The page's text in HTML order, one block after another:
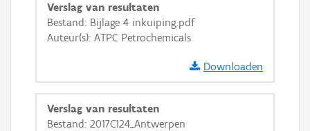
Verslag van resultaten
Bestand: Bijlage 4 inkuiping.pdf
Auteur(s): ATPC Petrochemicals
Downloaden
Verslag van resultaten
Bestand: 2017C124_Antwerpen